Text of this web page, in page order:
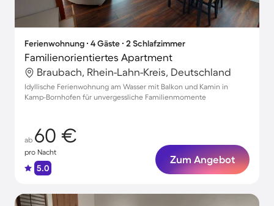
Ferienwohnung ∙ 4 Gäste ∙ 2 Schlafzimmer
Familienorientiertes Apartment
Braubach, Rhein-Lahn-Kreis, Deutschland
Idyllische Ferienwohnung am Wasser mit Balkon und Kamin in
Kamp-Bornhofen für unvergessliche Familienmomente
ab 60 €
pro Nacht
5.0
Zum Angebot